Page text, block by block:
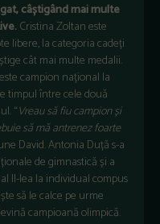
câștigând mai multe
Cristina Zoltan este
libere, la categoria cadeți
cât mai multe medalii.
campion național la
timpul între cele două
“Vreau să fiu campion și
să mă antrenez foarte
David. Antonia Duță s-a
de gimnastică și a
II-lea la individual compus
să le calce pe urme
campioană olimpică.